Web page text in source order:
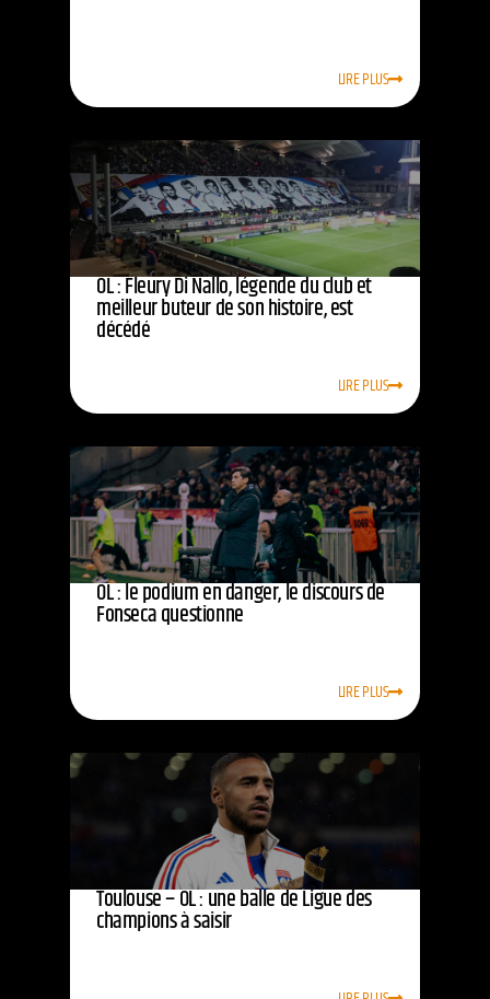
LIRE PLUS
OL : Fleury Di Nallo, légende du club et
meilleur buteur de son histoire, est
décédé
LIRE PLUS
OL : le podium en danger, le discours de
Fonseca questionne
LIRE PLUS
Toulouse – OL : une balle de Ligue des
champions à saisir